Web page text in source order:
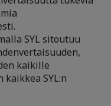
SYL sitoutuu
kaikille
kaikkea SYL:n